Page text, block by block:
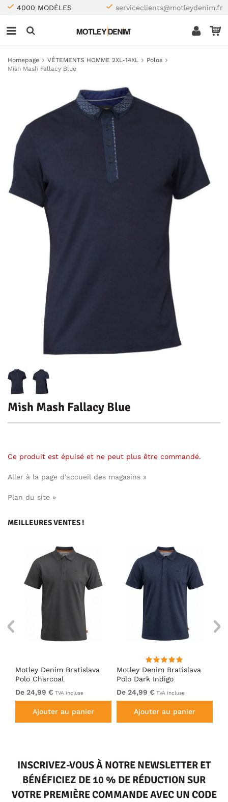
4000 MODÈLES serviceclients@motleydenim.fr
Homepage VÊTEMENTS HOMME 2XL-14XL
Polos
Mish Mash Fallacy Blue
Mish Mash Fallacy Blue
Ce produit est épuisé et ne peut plus être commandé.
Aller à la page d'accueil des magasins »
Plan du site »
MEILLEURES VENTES !
Motley Denim Bratislava
Polo Charcoal
De 24,99 € TVA incluse
Ajouter au panier
Motley Denim Bratislava
Polo Dark Indigo
De 24,99 € TVA incluse
Ajouter au panier
INSCRIVEZ-VOUS À NOTRE NEWSLETTER ET
BÉNÉFICIEZ DE 10 % DE RÉDUCTION SUR
VOTRE PREMIÈRE COMMANDE AVEC UN CODE